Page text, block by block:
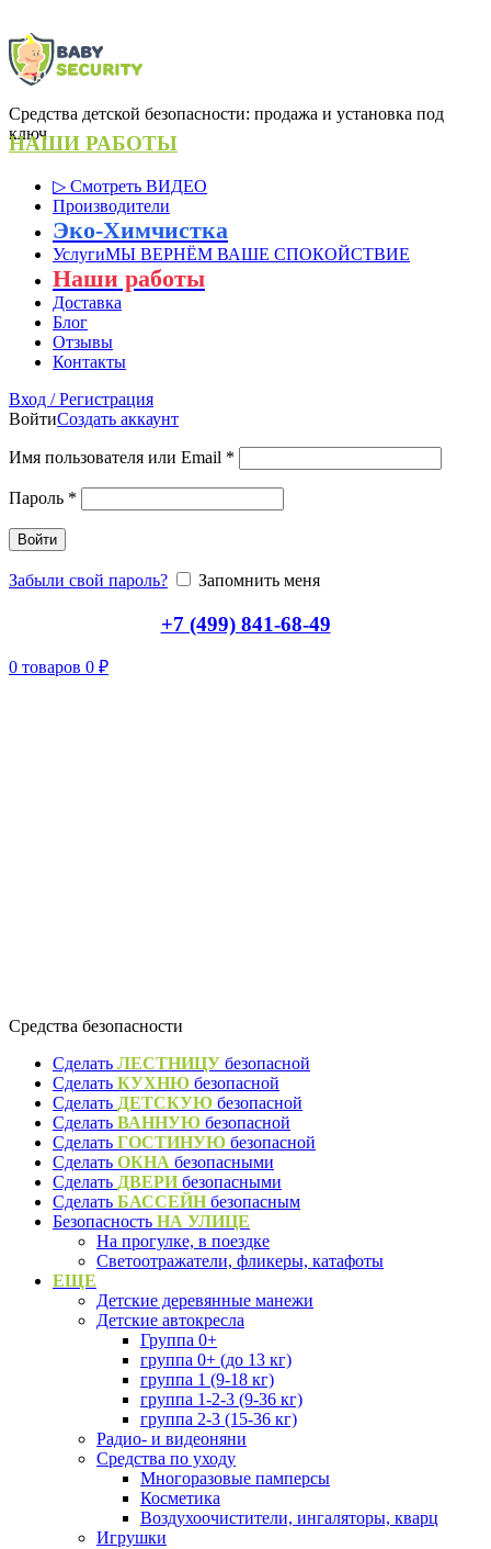
Средства детской безопасности: продажа и установка под
ключ
НАШИ РАБОТЫ
▷ Смотреть ВИДЕО
Производители
Эко-Химчистка
УслугиМЫ ВЕРНЁМ ВАШЕ СПОКОЙСТВИЕ
Наши работы
Доставка
Блог
Отзывы
Контакты
Вход / Регистрация
ВойтиСоздать аккаунт
Имя пользователя или Email *
Пароль *
Войти
Забыли свой пароль? Запомнить меня
+7 (499) 841-68-49
0 товаров 0 ₽
Средства безопасности
Сделать ЛЕСТНИЦУ безопасной
Сделать КУХНЮ безопасной
Сделать ДЕТСКУЮ безопасной
Сделать ВАННУЮ безопасной
Сделать ГОСТИНУЮ безопасной
Сделать ОКНА безопасными
Сделать ДВЕРИ безопасными
Сделать БАССЕЙН безопасным
Безопасность НА УЛИЦЕ
На прогулке, в поездке
Светоотражатели, фликеры, катафоты
ЕЩЕ
Детские деревянные манежи
Детские автокресла
Группа 0+
группа 0+ (до 13 кг)
группа 1 (9-18 кг)
группа 1-2-3 (9-36 кг)
группа 2-3 (15-36 кг)
Радио- и видеоняни
Средства по уходу
Многоразовые памперсы
Косметика
Воздухоочистители, ингаляторы, кварц
Игрушки